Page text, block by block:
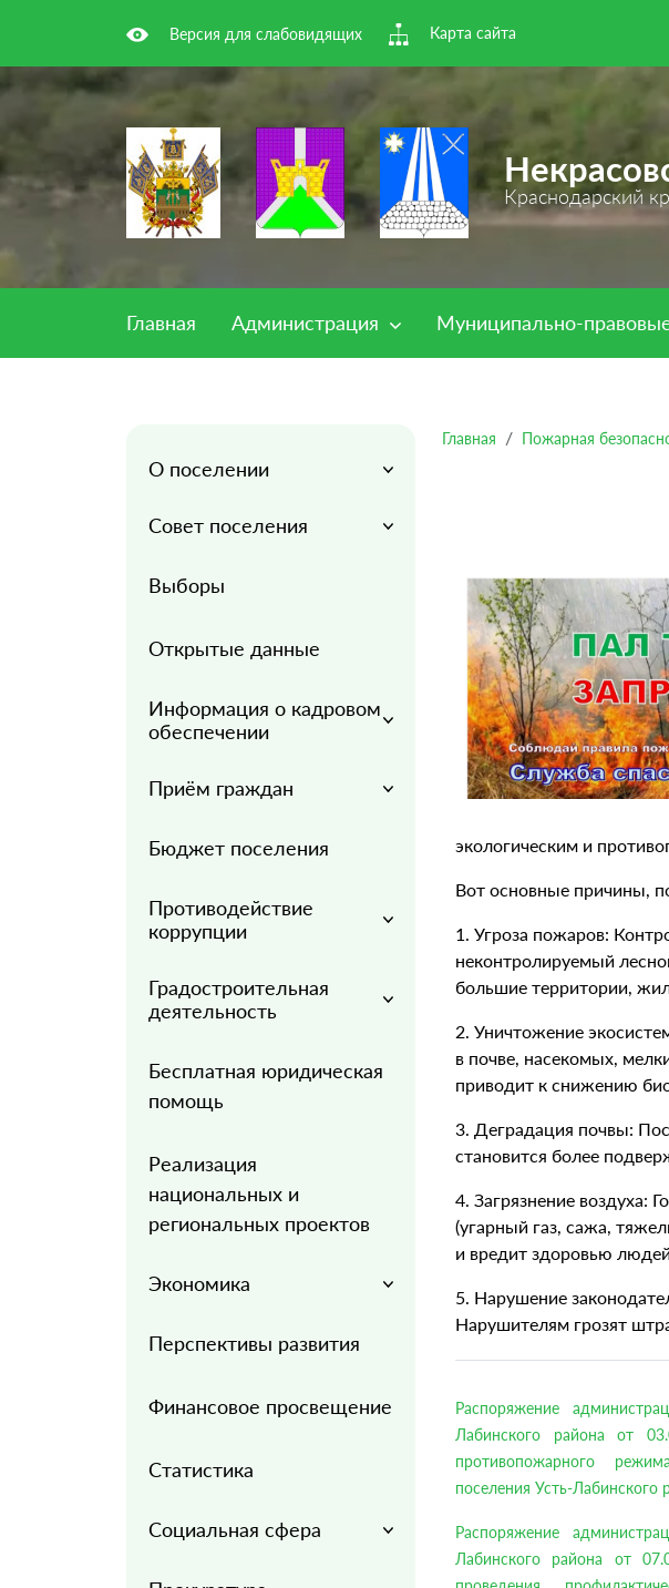
Версия для слабовидящих Карта сайта
Краснодарский
Главная Администрация Муниципально-
О поселении
Совет поселения
Выборы
Открытые данные
Информация о кадровом
обеспечении
Приём граждан
Бюджет поселения
Противодействие
коррупции
Градостроительная
деятельность
Бесплатная юридическая
помощь
Реализация
национальных и
региональных проектов
Экономика
Перспективы развития
Финансовое просвещение
Статистика
Социальная сфера
Главная Пожарная
экологическим и
Вот основные причины,
1. Угроза пожаров:
неконтролируемый
большие территории,
2. Уничтожение
в почве, насекомых,
приводит к снижению
3. Деградация почвы:
становится более
4. Загрязнение воздуха:
(угарный газ, сажа,
и вредит здоровью
5. Нарушение
Нарушителям грозят
Распоряжение
Лабинского района от
противопожарного
поселения Усть-Лабинского
Распоряжение
Лабинского района от